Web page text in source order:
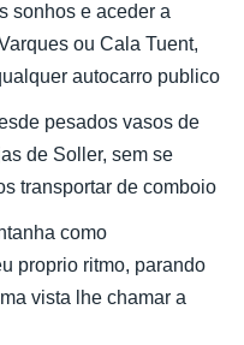
sonhos e aceder a
ou Cala Tuent,
autocarro publico
pesados vasos de
de Soller, sem se
transportar de comboio
como
proprio ritmo, parando
vista lhe chamar a